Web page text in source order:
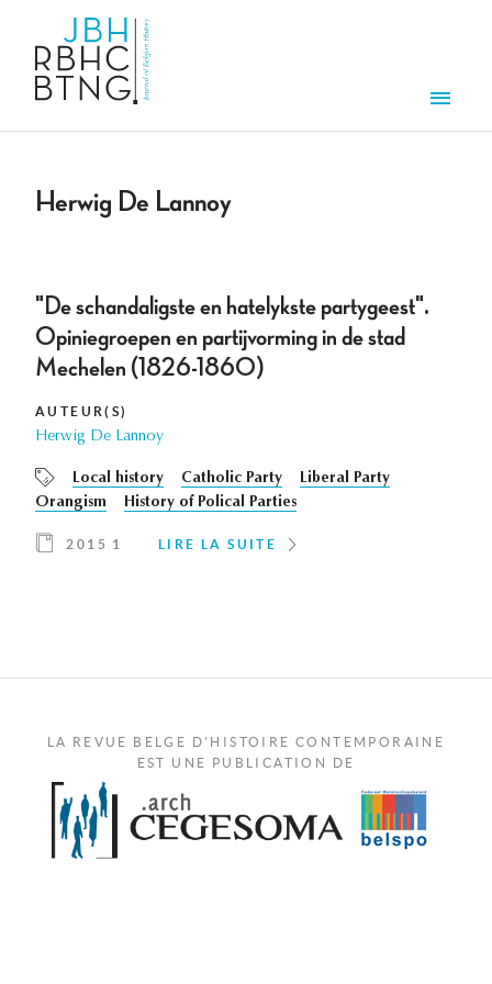
Herwig De Lannoy
"De schandaligste en hatelykste partygeest".
Opiniegroepen en partijvorming in de stad
Mechelen (1826-1860)
AUTEUR(S)
Herwig De Lannoy
Local history Catholic Party
Liberal Party
Orangism
History of Polical Parties
2015 1 LIRE LA SUITE
LA REVUE BELGE D'HISTOIRE CONTEMPORAINE
EST UNE PUBLICATION DE